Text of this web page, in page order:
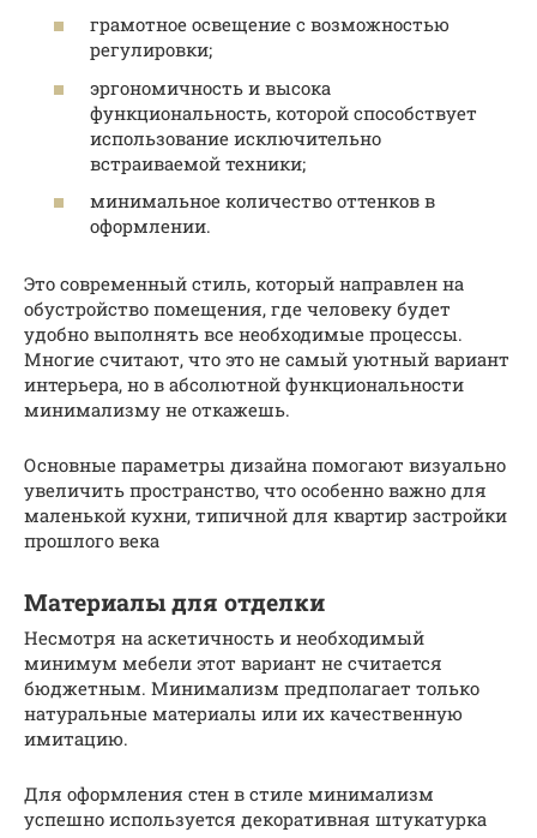
грамотное освещение с возможностью
регулировки;
эргономичность и высока
функциональность, которой способствует
использование исключительно
встраиваемой техники;
минимальное количество оттенков в
оформлении.
Это современный стиль, который направлен на
обустройство помещения, где человеку будет
удобно выполнять все необходимые процессы.
Многие считают, что это не самый уютный вариант
интерьера, но в абсолютной функциональности
минимализму не откажешь.
Основные параметры дизайна помогают визуально
увеличить пространство, что особенно важно для
маленькой кухни, типичной для квартир застройки
прошлого века
Материалы для отделки
Несмотря на аскетичность и необходимый
минимум мебели этот вариант не считается
бюджетным. Минимализм предполагает только
натуральные материалы или их качественную
имитацию.
Для оформления стен в стиле минимализм
успешно используется декоративная штукатурка